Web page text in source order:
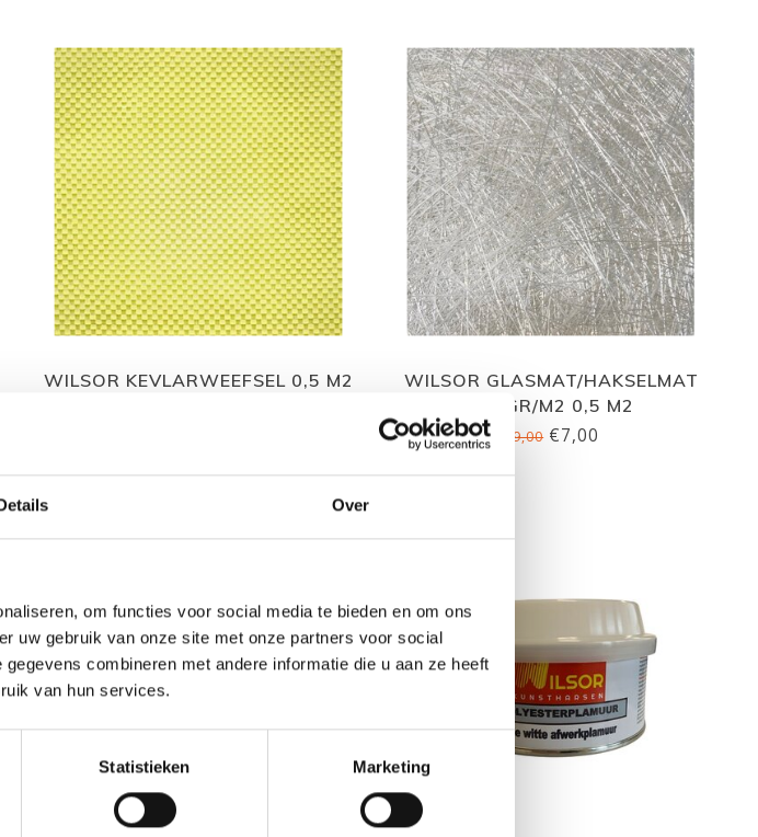
Over
om functies voor social media te bieden en om ons
uw gebruik van onze site met onze partners voor social
combineren met andere informatie die u aan ze heeft
van hun services.
Statistieken Marketing
WILSOR KEVLARWEEFSEL 0,5 M2
WILSOR GLASMAT/HAKSELMAT
300GR/M2 0,5 M2
€9,00€7,00